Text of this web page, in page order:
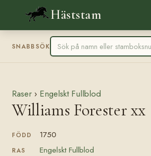
Häststam
SNABBSÖK
Raser › Engelskt Fullblod
Williams Forester xx
FÖDD 1750
RAS Engelskt Fullblod